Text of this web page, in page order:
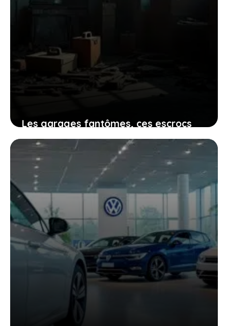
Les garages fantômes, ces escrocs
déguisés qui profitent de vos soucis
mécaniques sans scrupule
30 décembre 2025